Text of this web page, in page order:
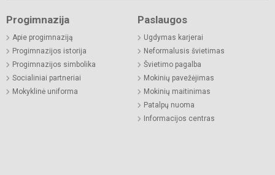
Progimnazija
Apie progimnaziją
Progimnazijos istorija
Progimnazijos simbolika
Socialiniai partneriai
Mokyklinė uniforma
Paslaugos
Ugdymas karjerai
Neformalusis švietimas
Švietimo pagalba
Mokinių pavežėjimas
Mokinių maitinimas
Patalpų nuoma
Informacijos centras